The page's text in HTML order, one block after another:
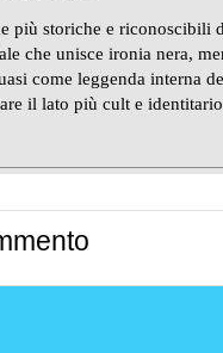
più storiche e riconoscibili
che unisce ironia nera,
come leggenda interna
il lato più cult e